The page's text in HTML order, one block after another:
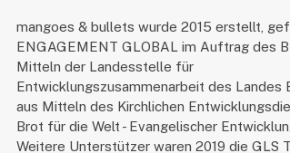
mangoes & bullets wurde 2015 erstellt,
ENGAGEMENT GLOBAL im Auftrag des
Mitteln der Landesstelle für
Entwicklungszusammenarbeit des Landes
aus Mitteln des Kirchlichen
Brot für die Welt - Evangelischer
Weitere Unterstützer waren 2019 die GLS